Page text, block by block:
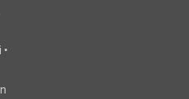
•